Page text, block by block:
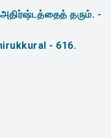
அதிர்ஷ்டத்தைத் தரும். -
- 616.